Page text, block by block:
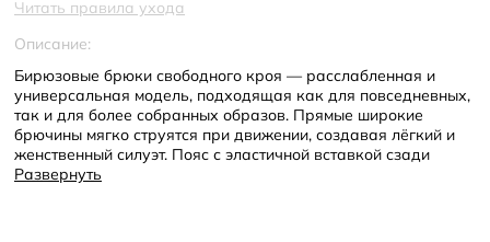
Читать правила ухода
Описание:
Бирюзовые брюки свободного кроя — расслабленная и
универсальная модель, подходящая как для повседневных,
так и для более собранных образов. Прямые широкие
брючины мягко струятся при движении, создавая лёгкий и
женственный силуэт. Пояс с эластичной вставкой сзади
обеспечивает комфортную посадку без ощущения
Развернуть